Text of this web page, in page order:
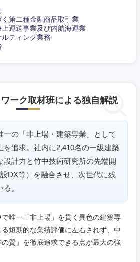
第二種金融商品取引業
運送事業及び内航海運業
ティング業務
ーク取材班による独自解説
一の「非上場・建築専業」として
を追求。社内に2,410名の一級建築
設計力と竹中技術研究所の先端開
DX等）を融合させ、次世代に残
。
唯一「非上場」を貫く異色の建築専
短期的な業績評価に左右されず、中
質」を徹底追求できる点が最大の強